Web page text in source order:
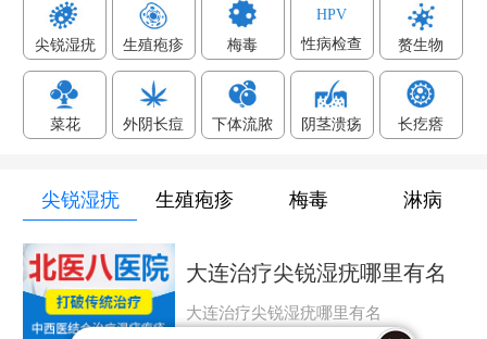
尖锐湿疣 生殖疱疹 梅毒
HPV
性病检查
赘生物
菜花 外阴长痘 下体流脓 阴茎溃疡 长疙瘩
尖锐湿疣 生殖疱疹 梅毒 淋病
大连治疗尖锐湿疣哪里有名
大连治疗尖锐湿疣哪里有名